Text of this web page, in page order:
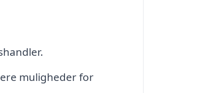
muligheder for